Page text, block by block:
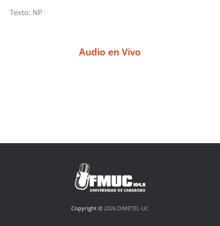
Texto: NP
Audio en Vivo
Copyright © 2026 DIMETEL-UC